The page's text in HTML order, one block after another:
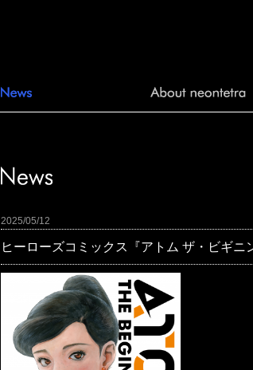
2025/05/12
ヒーローズコミックス『アトム ザ・ビギニ